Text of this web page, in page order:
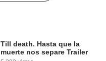
Till death. Hasta que la
muerte nos separe Trailer